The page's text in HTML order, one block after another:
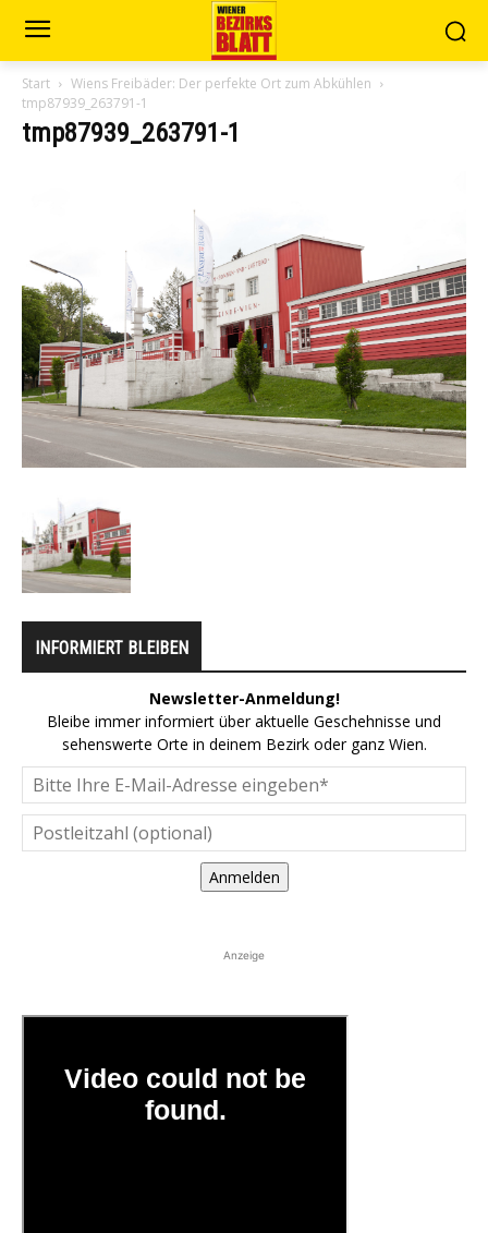
Start
Wiens Freibäder: Der perfekte Ort zum Abkühlen
tmp87939_263791-1
tmp87939_263791-1
INFORMIERT BLEIBEN
Newsletter-Anmeldung!
Bleibe immer informiert über aktuelle Geschehnisse und
sehenswerte Orte in deinem Bezirk oder ganz Wien.
Anmelden
Anzeige